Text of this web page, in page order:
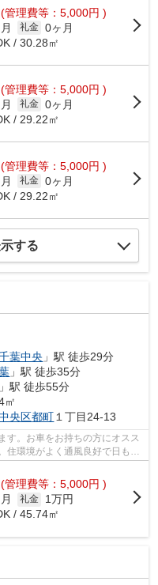
(管理費等：5,000円 )
礼金 0ヶ月
/ 30.28㎡
(管理費等：5,000円 )
礼金 0ヶ月
/ 29.22㎡
(管理費等：5,000円 )
礼金 0ヶ月
/ 29.22㎡
する
葉中央 」駅 徒歩29分
」駅 徒歩35分
」駅 徒歩55分
㎡
央区都町 １丁目24-13
す。お車をお持ちの方にオスス
住環境がよく通風良好で日も入
(管理費等：5,000円 )
礼金
1万円
/ 45.74㎡